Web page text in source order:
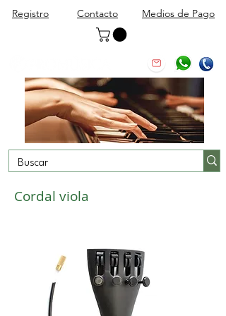
Registro Contacto Medios de Pago
Cordal viola